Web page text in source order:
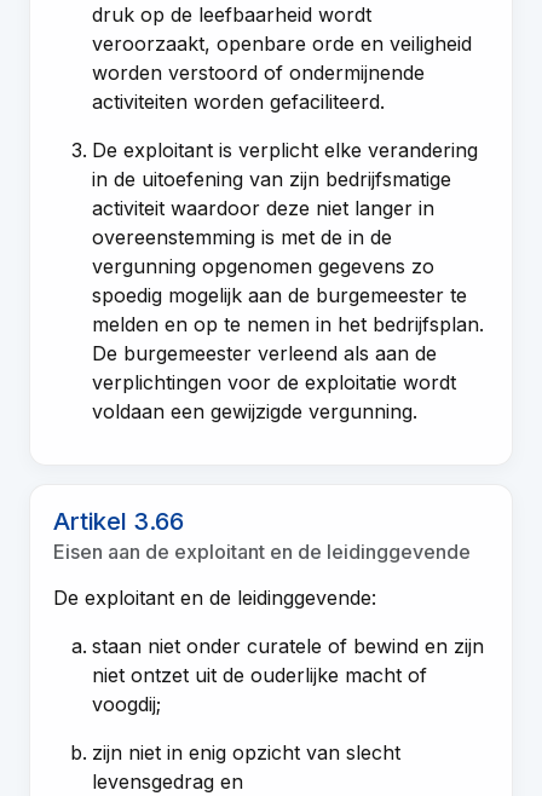
druk op de leefbaarheid wordt
veroorzaakt, openbare orde en veiligheid
worden verstoord of ondermijnende
activiteiten worden gefaciliteerd.
De exploitant is verplicht elke verandering
in de uitoefening van zijn bedrijfsmatige
activiteit waardoor deze niet langer in
overeenstemming is met de in de
vergunning opgenomen gegevens zo
spoedig mogelijk aan de burgemeester te
melden en op te nemen in het bedrijfsplan.
De burgemeester verleend als aan de
verplichtingen voor de exploitatie wordt
voldaan een gewijzigde vergunning.
Artikel 3.66
Eisen aan de exploitant en de leidinggevende
De exploitant en de leidinggevende:
staan niet onder curatele of bewind en zijn
niet ontzet uit de ouderlijke macht of
voogdij;
zijn niet in enig opzicht van slecht
levensgedrag en